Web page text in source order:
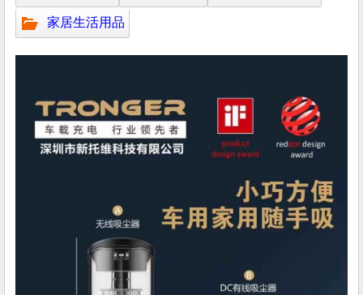
家居生活用品